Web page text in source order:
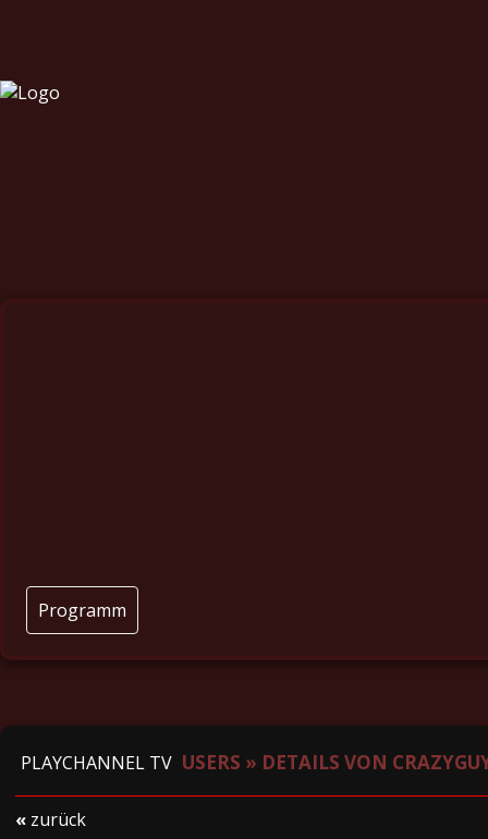
Programm
PLAYCHANNEL TV USERS » DETAILS VON
« zurück